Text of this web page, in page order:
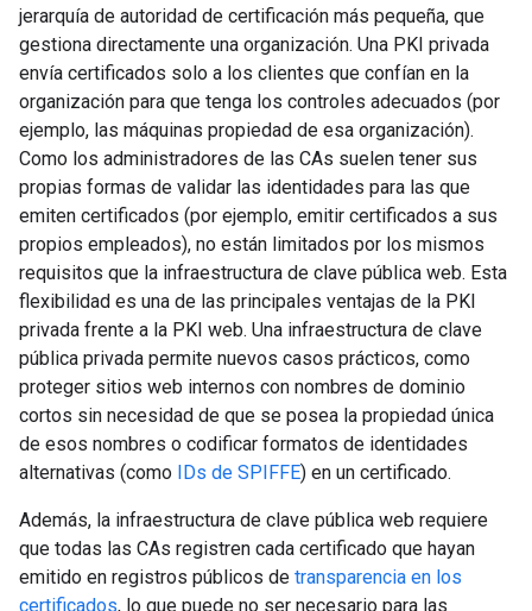
jerarquía de autoridad de certificación más pequeña, que
gestiona directamente una organización. Una PKI privada
envía certificados solo a los clientes que confían en la
organización para que tenga los controles adecuados (por
ejemplo, las máquinas propiedad de esa organización).
Como los administradores de las CAs suelen tener sus
propias formas de validar las identidades para las que
emiten certificados (por ejemplo, emitir certificados a sus
propios empleados), no están limitados por los mismos
requisitos que la infraestructura de clave pública web. Esta
flexibilidad es una de las principales ventajas de la PKI
privada frente a la PKI web. Una infraestructura de clave
pública privada permite nuevos casos prácticos, como
proteger sitios web internos con nombres de dominio
cortos sin necesidad de que se posea la propiedad única
de esos nombres o codificar formatos de identidades
alternativas (como IDs de SPIFFE) en un certificado.
Además, la infraestructura de clave pública web requiere
que todas las CAs registren cada certificado que hayan
emitido en registros públicos de transparencia en los
certificados, lo que puede no ser necesario para las